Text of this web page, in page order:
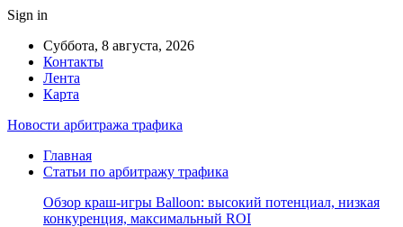
Sign in
Суббота, 8 августа, 2026
Контакты
Лента
Карта
Новости арбитража трафика
Главная
Статьи по арбитражу трафика
Обзор краш-игры Balloon: высокий потенциал, низкая
конкуренция, максимальный ROI